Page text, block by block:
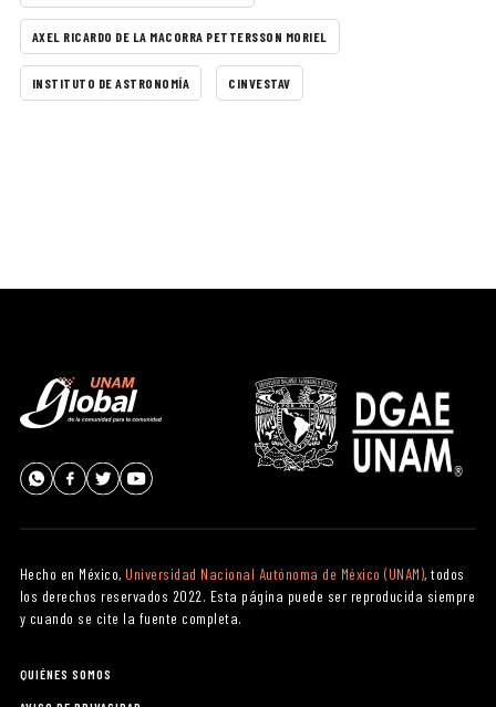
AXEL RICARDO DE LA MACORRA PETTERSSON MORIEL
INSTITUTO DE ASTRONOMÍA CINVESTAV
Hecho en México, Universidad Nacional Autónoma de México (UNAM), todos
los derechos reservados 2022. Esta página puede ser reproducida siempre
y cuando se cite la fuente completa.
QUIÉNES SOMOS